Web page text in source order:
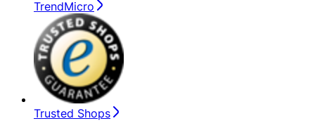
TrendMicro
Trusted Shops